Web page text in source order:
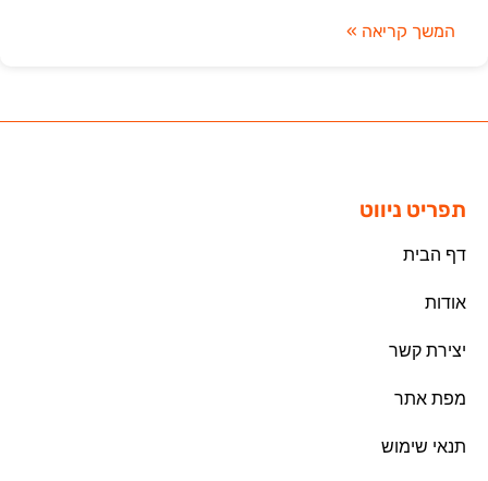
המשך קריאה »
תפריט ניווט
דף הבית
אודות
יצירת קשר
מפת אתר
תנאי שימוש